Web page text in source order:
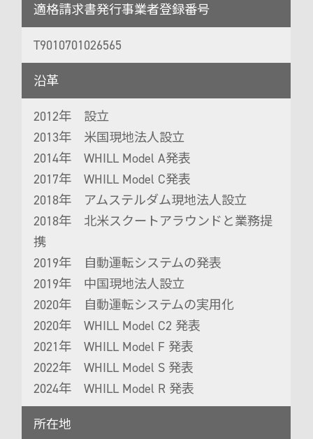
適格請求書発行事業者登録番号
T9010701026565
沿革
2012年 設立
2013年 米国現地法人設立
2014年 WHILL Model A発表
2017年 WHILL Model C発表
2018年 アムステルダム現地法人設立
2018年 北米スクートアラウンドと業務提
携
2019年 自動運転システムの発表
2019年 中国現地法人設立
2020年 自動運転システムの実用化
2020年 WHILL Model C2 発表
2021年 WHILL Model F 発表
2022年 WHILL Model S 発表
2024年 WHILL Model R 発表
所在地